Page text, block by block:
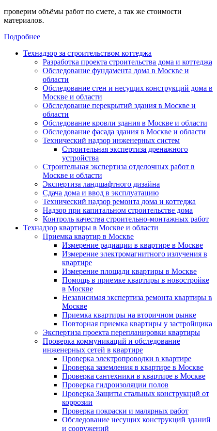
проверим объёмы работ по смете, а так же стоимости
материалов.
Подробнее
Технадзор за строительством коттеджа
Разработка проекта строительства дома и коттеджа
Обследование фундамента дома в Москве и
области
Обследование стен и несущих конструкций дома в
Москве и области
Обследование перекрытий здания в Москве и
области
Обследование кровли здания в Москве и области
Обследование фасада здания в Москве и области
Технический надзор инженерных систем
Строительная экспертиза дренажного
устройства
Строительная экспертиза отделочных работ в
Москве и области
Экспертиза ландшафтного дизайна
Сдача дома и ввод в эксплуатацию
Технический надзор ремонта дома и коттеджа
Надзор при капитальном строительстве дома
Контроль качества строительно-монтажных работ
Технадзор квартиры в Москве и области
Приемка квартир в Москве
Измерение радиации в квартире в Москве
Измерение электромагнитного излучения в
квартире
Измерение площади квартиры в Москве
Помощь в приемке квартиры в новостройке
в Москве
Независимая экспертиза ремонта квартиры в
Москве
Приемка квартиры на вторичном рынке
Повторная приемка квартиры у застройщика
Экспертиза проекта перепланировки квартиры
Проверка коммуникаций и обследование
инженерных сетей в квартире
Проверка электропроводки в квартире
Проверка заземления в квартире в Москве
Проверка сантехники в квартире в Москве
Проверка гидроизоляции полов
Проверка Защиты стальных конструкций от
коррозии
Проверка покраски и малярных работ
Обследование несущих конструкций зданий
и сооружений